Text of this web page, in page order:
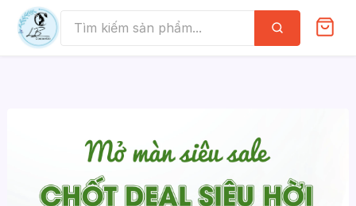
Skip
content
Tìm
kiếm